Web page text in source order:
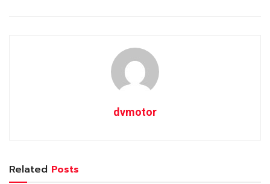
dvmotor
Related Posts